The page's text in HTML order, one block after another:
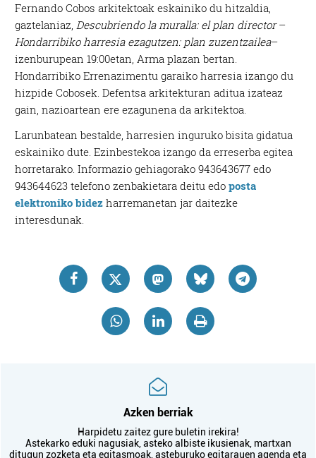
Fernando Cobos arkitektoak eskainiko du hitzaldia,
gaztelaniaz,Descubriendo la muralla: el plan director–
Hondarribiko harresia ezagutzen: plan zuzentzailea–
izenburupean 19:00etan, Arma plazan bertan.
Hondarribiko Errenazimentu garaiko harresia izango du
hizpide Cobosek. Defentsa arkitekturan aditua izateaz
gain, nazioartean ere ezagunena da arkitektoa.
Larunbatean bestalde, harresien inguruko bisita gidatua
eskainiko dute. Ezinbestekoa izango da erreserba egitea
horretarako. Informazio gehiagorako 943643677 edo
943644623 telefono zenbakietara deitu edoposta
elektroniko bidez harremanetan jar daitezke
interesdunak.
Azken berriak
Harpidetu zaitez gure buletin irekira!
Astekarko eduki nagusiak, asteko albiste ikusienak, martxan
ditugun zozketa eta egitasmoak, asteburuko egitarauen agenda eta